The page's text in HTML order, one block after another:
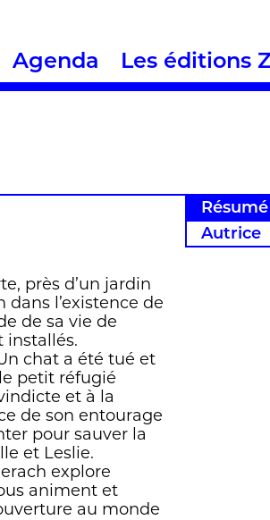
Agenda Les éditions
Résumé
Autrice
près d’un jardin
dans l’existence de
de sa vie de
installés.
chat a été tué et
petit réfugié
et à la
de son entourage
pour sauver la
et Leslie.
explore
animent et
au monde